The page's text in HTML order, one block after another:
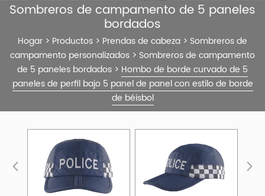
Sombreros de campamento de 5 paneles
bordados
Hogar > Productos > Prendas de cabeza > Sombreros de
campamento personalizados > Sombreros de campamento
de 5 paneles bordados > Hombo de borde curvado de 5
paneles de perfil bajo 5 panel de panel con estilo de borde
de béisbol